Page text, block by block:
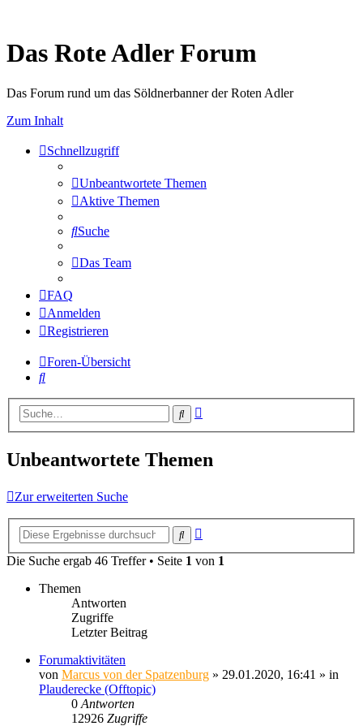
Das Rote Adler Forum
Das Forum rund um das Söldnerbanner der Roten Adler
Zum Inhalt
Schnellzugriff
Unbeantwortete Themen
Aktive Themen
Suche
Das Team
FAQ
Anmelden
Registrieren
Foren-Übersicht
Suche
Suche
Unbeantwortete Themen
Zur erweiterten Suche
Suche
Die Suche ergab 46 Treffer • Seite 1 von 1
Themen
Antworten
Zugriffe
Letzter Beitrag
Forumaktivitäten
von Marcus von der Spatzenburg » 29.01.2020, 16:41 » in
Plauderecke (Offtopic)
0 Antworten
12926 Zugriffe